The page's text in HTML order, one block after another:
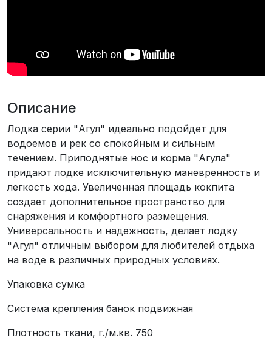
Описание
Лодка серии "Агул" идеально подойдет для
водоемов и рек со спокойным и сильным
течением. Приподнятые нос и корма "Агула"
придают лодке исключительную маневренность и
легкость хода. Увеличенная площадь кокпита
создает дополнительное пространство для
снаряжения и комфортного размещения.
Универсальность и надежность, делает лодку
"Агул" отличным выбором для любителей отдыха
на воде в различных природных условиях.
Упаковка сумка
Система крепления банок подвижная
Плотность ткани, г./м.кв. 750